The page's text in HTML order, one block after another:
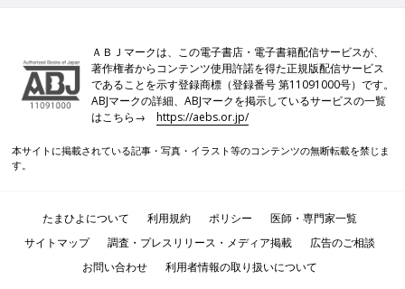
ＡＢＪマークは、この電子書店・電子書籍配信サービスが、
著作権者からコンテンツ使用許諾を得た正規版配信サービス
であることを示す登録商標（登録番号 第11091000号）です。
ABJマークの詳細、ABJマークを掲示しているサービスの一覧
はこちら→https://aebs.or.jp/
本サイトに掲載されている記事・写真・イラスト等のコンテンツの無断転載を禁じま
す。
たまひよについて 利用規約 ポリシー
医師・専門家一覧
サイトマップ
調査・プレスリリース・メディア掲載
広告のご相談
お問い合わせ
利用者情報の取り扱いについて